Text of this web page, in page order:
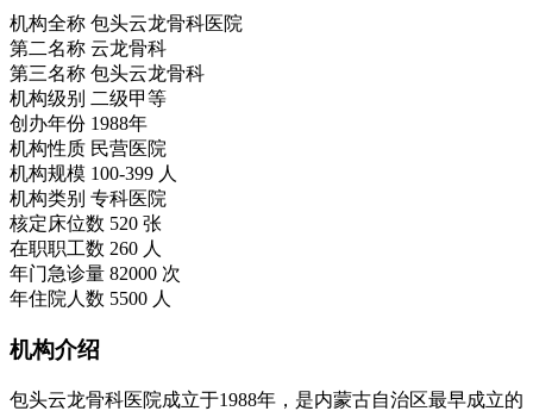
机构全称 包头云龙骨科医院
第二名称 云龙骨科
第三名称 包头云龙骨科
机构级别 二级甲等
创办年份 1988年
机构性质 民营医院
机构规模 100-399 人
机构类别 专科医院
核定床位数 520 张
在职职工数 260 人
年门急诊量 82000 次
年住院人数 5500 人
机构介绍
包头云龙骨科医院成立于1988年，是内蒙古自治区最早成立的